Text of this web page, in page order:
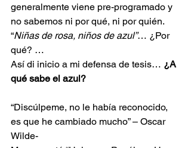
generalmente viene pre-programado y
no sabemos ni por qué, ni por quién.
“Niñas de rosa, niños de azul”… ¿Por
qué? …
Así di inicio a mi defensa de tesis… ¿A
qué sabe el azul?
“Discúlpeme, no le había reconocido,
es que he cambiado mucho” – Oscar
Wilde-